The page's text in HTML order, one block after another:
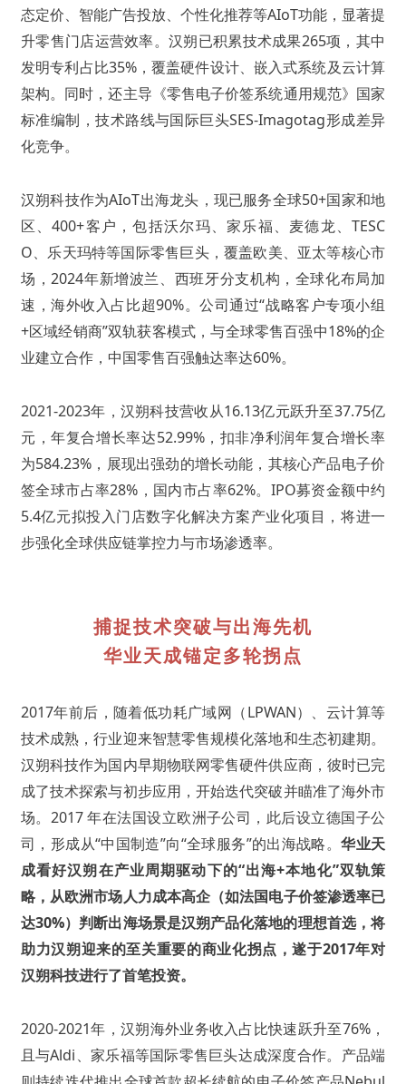
态定价、智能广告投放、个性化推荐等AIoT功能，显著提
升零售门店运营效率。汉朔已积累技术成果265项，其中
发明专利占比35%，覆盖硬件设计、嵌入式系统及云计算
架构。同时，还主导《零售电子价签系统通用规范》国家
标准编制，技术路线与国际巨头SES-Imagotag形成差异
化竞争。
汉朔科技作为AIoT出海龙头，现已服务全球50+国家和地
区、400+客户，包括沃尔玛、家乐福、麦德龙、TESC
O、乐天玛特等国际零售巨头，覆盖欧美、亚太等核心市
场，2024年新增波兰、西班牙分支机构，全球化布局加
速，海外收入占比超90%。公司通过“战略客户专项小组
+区域经销商”双轨获客模式，与全球零售百强中18%的企
业建立合作，中国零售百强触达率达60%。
2021-2023年，汉朔科技营收从16.13亿元跃升至37.75亿
元，年复合增长率达52.99%，扣非净利润年复合增长率
为584.23%，展现出强劲的增长动能，其核心产品电子价
签全球市占率28%，国内市占率62%。IPO募资金额中约
5.4亿元拟投入门店数字化解决方案产业化项目，将进一
步强化全球供应链掌控力与市场渗透率。
捕捉技术突破与出海先机
华业天成锚定多轮拐点
2017年前后，随着低功耗广域网（LPWAN）、云计算等
技术成熟，行业迎来智慧零售规模化落地和生态初建期。
汉朔科技作为国内早期物联网零售硬件供应商，彼时已完
成了技术探索与初步应用，开始迭代突破并瞄准了海外市
场。2017 年在法国设立欧洲子公司，此后设立德国子公
司，形成从“中国制造”向“全球服务”的出海战略。华业天
成看好汉朔在产业周期驱动下的“出海+本地化”双轨策
略，从欧洲市场人力成本高企（如法国电子价签渗透率已
达30%）判断出海场景是汉朔产品化落地的理想首选，将
助力汉朔迎来的至关重要的商业化拐点，遂于2017年对
汉朔科技进行了首笔投资。
2020-2021年，汉朔海外业务收入占比快速跃升至76%，
且与Aldi、家乐福等国际零售巨头达成深度合作。产品端